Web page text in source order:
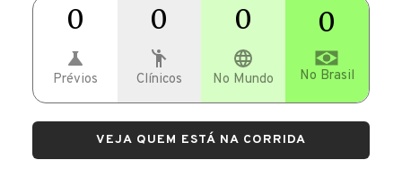
0
Prévios
0
Clínicos
0
No Mundo
0
No Brasil
VEJA QUEM ESTÁ NA CORRIDA